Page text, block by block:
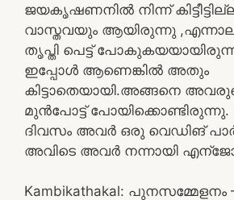
ജയകൃഷണനിൽ നിന്ന്
വാസ്തവയും ആയിരുന്നു
തൃപ്തി പെട്ട്
ഇപ്പോൾ ആണെങ്കിൽ അതും
കിട്ടാതെയായി.അങ്ങനെ
മുൻപോട്ട്
ദിവസം അവർ ഒരു വെഡിങ്
അവിടെ അവർ നന്നായി
Kambikathakal: പുനസമ്മേളനം